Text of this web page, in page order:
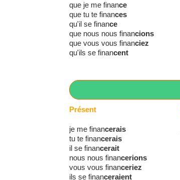
que je me finance
que tu te finances
qu'il se finance
que nous nous financions
que vous vous financiez
qu'ils se financent
Présent
je me financerais
tu te financerais
il se financerait
nous nous financerions
vous vous financeriez
ils se financeraient